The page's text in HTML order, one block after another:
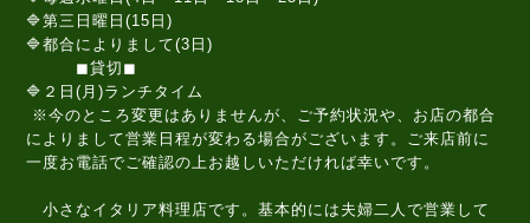
🔷第三日曜日(15日)
🔷都合によりまして(3日)
◼貸切◼
🔷２日(月)ランチタイム
※今のところ変更はありませんが、ご予約状況や、お店の都合
によりまして営業日程が変わる場合がございます。ご来店前に
一度お電話でご確認の上お越しいただければ幸いです。
小さなイタリア料理店です。基本的には夫婦二人で営業して